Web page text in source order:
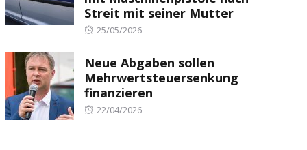
Streit mit seiner Mutter
Posted
25/05/2026
Neue Abgaben sollen
Mehrwertsteuersenkung
finanzieren
Posted
22/04/2026